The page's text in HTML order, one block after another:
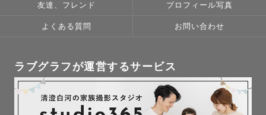
友達、フレンド プロフィール写真
よくある質問 お問い合わせ
ラブグラフが運営するサービス